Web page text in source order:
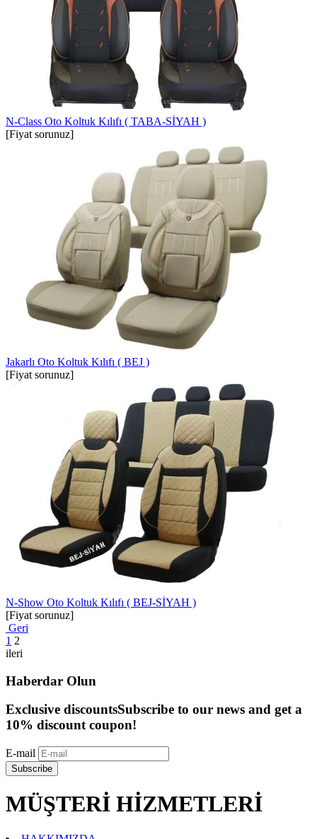
N-Class Oto Koltuk Kılıfı ( TABA-SİYAH )
[Fiyat sorunuz]
Jakarlı Oto Koltuk Kılıfı ( BEJ )
[Fiyat sorunuz]
N-Show Oto Koltuk Kılıfı ( BEJ-SİYAH )
[Fiyat sorunuz]
Geri
1 2
ileri
Haberdar Olun
Exclusive discountsSubscribe to our news and get a
10% discount coupon!
E-mail
Subscribe
MÜŞTERİ HİZMETLERİ